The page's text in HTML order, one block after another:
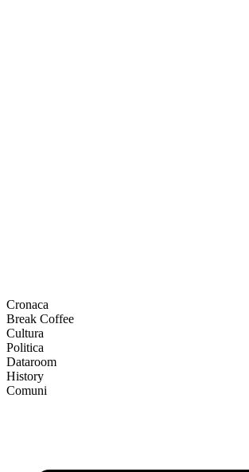
Cronaca
Break Coffee
Cultura
Politica
Dataroom
History
Comuni